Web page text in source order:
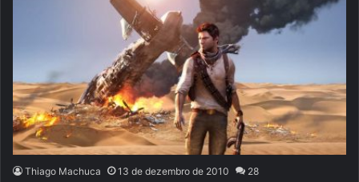
Thiago Machuca 13 de dezembro de 2010 28